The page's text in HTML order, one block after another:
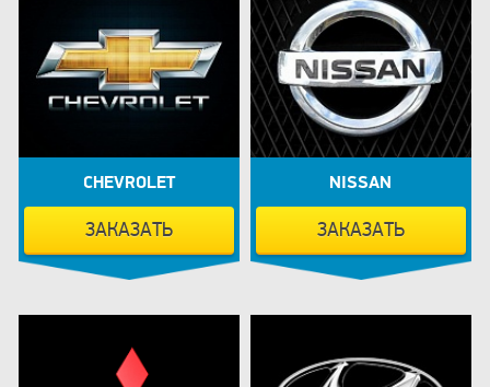
CHEVROLET
ЗАКАЗАТЬ
NISSAN
ЗАКАЗАТЬ